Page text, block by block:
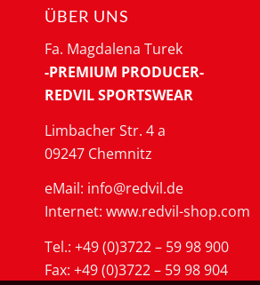
ÜBER UNS
Fa. Magdalena Turek
-PREMIUM PRODUCER-
REDVIL SPORTSWEAR
Limbacher Str. 4 a
09247 Chemnitz
eMail: info@redvil.de
Internet: www.redvil-shop.com
Tel.: +49 (0)3722 – 59 98 900
Fax: +49 (0)3722 – 59 98 904